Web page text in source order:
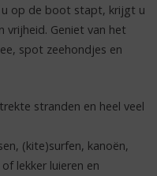
op de boot stapt, krijgt u
vrijheid. Geniet van het
spot zeehondjes en
stranden en heel veel
(kite)surfen, kanoën,
lekker luieren en